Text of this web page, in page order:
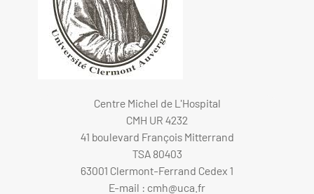
Centre Michel de L'Hospital
CMH UR 4232
41 boulevard François Mitterrand
TSA 80403
63001 Clermont-Ferrand Cedex 1
E-mail : cmh@uca.fr